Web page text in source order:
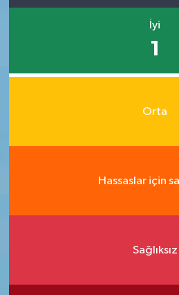
İyi
1
Orta
Hassaslar için
Sağlıksız